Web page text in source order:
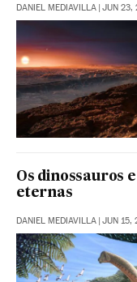
DANIEL MEDIAVILLA JUN 23,
Os dinossauros
eternas
DANIEL MEDIAVILLA JUN 15,